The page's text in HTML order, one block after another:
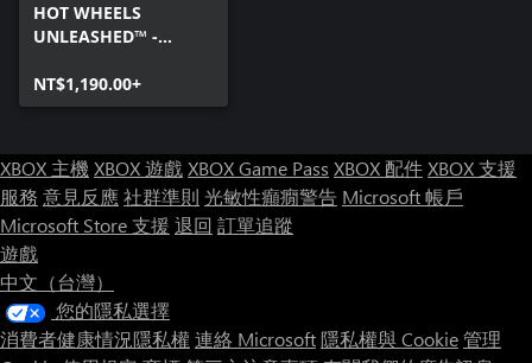
HOT WHEELS
UNLEASHED™ -
NT$1,190.00+
XBOX 主機XBOX 遊戲XBOX Game Pass XBOX 配件XBOX 支援
服務 意見反應社群準則 光敏性癲癇警告 Microsoft 帳戶
Microsoft Store 支援 退回 訂單追蹤
遊戲
中文（台灣）
您的隱私選擇
消費者健康情況隱私權 連絡 Microsoft隱私權與 Cookie管理